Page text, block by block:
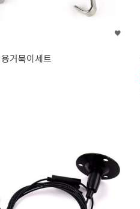
거북이세트